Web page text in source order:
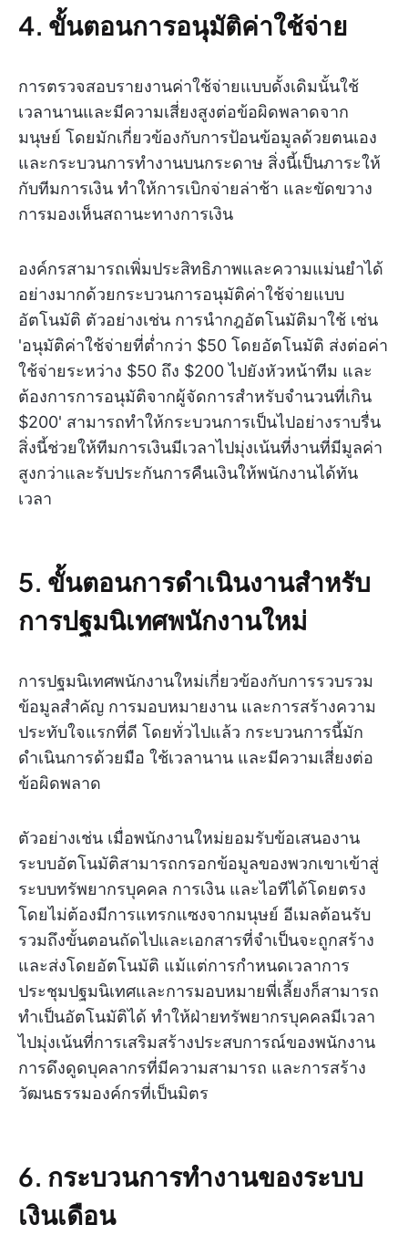
4. ขั้นตอนการอนุมัติค่าใช้จ่าย
การตรวจสอบรายงานค่าใช้จ่ายแบบดั้งเดิมนั้นใช้
เวลานานและมีความเสี่ยงสูงต่อข้อผิดพลาดจาก
มนุษย์ โดยมักเกี่ยวข้องกับการป้อนข้อมูลด้วยตนเอง
และกระบวนการทำงานบนกระดาษ สิ่งนี้เป็นภาระให้
กับทีมการเงิน ทำให้การเบิกจ่ายล่าช้า และขัดขวาง
การมองเห็นสถานะทางการเงิน
องค์กรสามารถเพิ่มประสิทธิภาพและความแม่นยำได้
อย่างมากด้วยกระบวนการอนุมัติค่าใช้จ่ายแบบ
อัตโนมัติ ตัวอย่างเช่น การนำกฎอัตโนมัติมาใช้ เช่น
'อนุมัติค่าใช้จ่ายที่ต่ำกว่า $50 โดยอัตโนมัติ ส่งต่อค่า
ใช้จ่ายระหว่าง $50 ถึง $200 ไปยังหัวหน้าทีม และ
ต้องการการอนุมัติจากผู้จัดการสำหรับจำนวนที่เกิน
$200' สามารถทำให้กระบวนการเป็นไปอย่างราบรื่น
สิ่งนี้ช่วยให้ทีมการเงินมีเวลาไปมุ่งเน้นที่งานที่มีมูลค่า
สูงกว่าและรับประกันการคืนเงินให้พนักงานได้ทัน
เวลา
5. ขั้นตอนการดำเนินงานสำหรับ
การปฐมนิเทศพนักงานใหม่
การปฐมนิเทศพนักงานใหม่เกี่ยวข้องกับการรวบรวม
ข้อมูลสำคัญ การมอบหมายงาน และการสร้างความ
ประทับใจแรกที่ดี โดยทั่วไปแล้ว กระบวนการนี้มัก
ดำเนินการด้วยมือ ใช้เวลานาน และมีความเสี่ยงต่อ
ข้อผิดพลาด
ตัวอย่างเช่น เมื่อพนักงานใหม่ยอมรับข้อเสนองาน
ระบบอัตโนมัติสามารถกรอกข้อมูลของพวกเขาเข้าสู่
ระบบทรัพยากรบุคคล การเงิน และไอทีได้โดยตรง
โดยไม่ต้องมีการแทรกแซงจากมนุษย์ อีเมลต้อนรับ
รวมถึงขั้นตอนถัดไปและเอกสารที่จำเป็นจะถูกสร้าง
และส่งโดยอัตโนมัติ แม้แต่การกำหนดเวลาการ
ประชุมปฐมนิเทศและการมอบหมายพี่เลี้ยงก็สามารถ
ทำเป็นอัตโนมัติได้ ทำให้ฝ่ายทรัพยากรบุคคลมีเวลา
ไปมุ่งเน้นที่การเสริมสร้างประสบการณ์ของพนักงาน
การดึงดูดบุคลากรที่มีความสามารถ และการสร้าง
วัฒนธรรมองค์กรที่เป็นมิตร
6. กระบวนการทำงานของระบบ
เงินเดือน